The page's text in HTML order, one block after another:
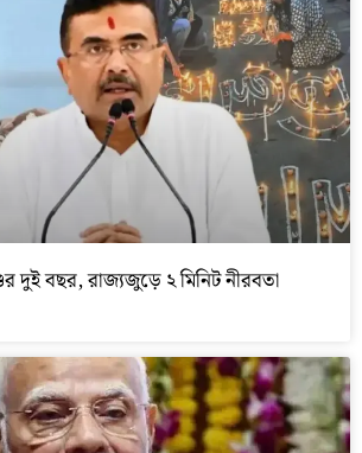
দুই বছর, রাজ্যজুড়ে ২ মিনিট নীরবতা